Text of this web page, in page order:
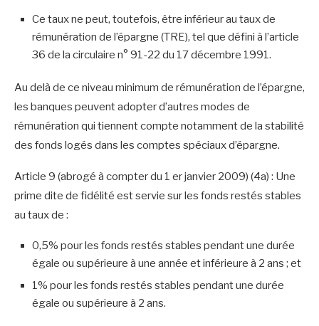
Ce taux ne peut, toutefois, être inférieur au taux de
rémunération de l’épargne (TRE), tel que défini à l’article
36 de la circulaire n° 91-22 du 17 décembre 1991.
Au delà de ce niveau minimum de rémunération de l’épargne,
les banques peuvent adopter d’autres modes de
rémunération qui tiennent compte notamment de la stabilité
des fonds logés dans les comptes spéciaux d’épargne.
Article 9 (abrogé à compter du 1 er janvier 2009) (4a) : Une
prime dite de fidélité est servie sur les fonds restés stables
au taux de :
0,5% pour les fonds restés stables pendant une durée
égale ou supérieure à une année et inférieure à 2 ans ; et
1% pour les fonds restés stables pendant une durée
égale ou supérieure à 2 ans.